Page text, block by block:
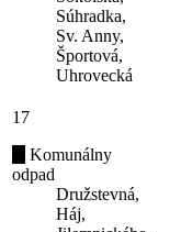
Súhradka,
Sv. Anny,
Športová,
Uhrovecká
17
Komunálny
odpad
Družstevná,
Háj,